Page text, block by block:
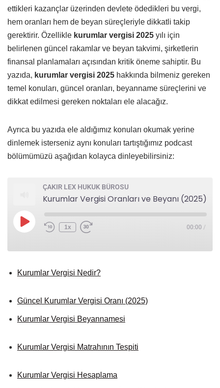
ettikleri kazançlar üzerinden devlete ödedikleri bu vergi,
hem oranları hem de beyan süreçleriyle dikkatli takip
gerektirir. Özellikle kurumlar vergisi 2025 yılı için
belirlenen güncel rakamlar ve beyan takvimi, şirketlerin
finansal planlamaları açısından kritik öneme sahiptir. Bu
yazıda, kurumlar vergisi 2025 hakkında bilmeniz gereken
temel konuları, güncel oranları, beyanname süreçlerini ve
dikkat edilmesi gereken noktaları ele alacağız.
Ayrıca bu yazıda ele aldığımız konuları okumak yerine
dinlemek isterseniz aynı konuları tartıştığımız podcast
bölümümüzü aşağıdan kolayca dinleyebilirsiniz:
ÇAKIR LEX HUKUK BÜROSU
1x 00:00 /
Kurumlar Vergisi Nedir?
Güncel Kurumlar Vergisi Oranı (2025)
Kurumlar Vergisi Beyannamesi
Kurumlar Vergisi Matrahının Tespiti
Kurumlar Vergisi Hesaplama